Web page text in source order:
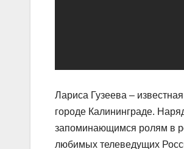
Лариса Гузеева –
городе Калининграде.
запоминающимся ролям в
любимых телеведущих